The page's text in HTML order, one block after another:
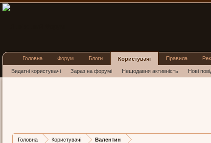
Головна Користувачі Валентин
Дописів
Карма
Головна Форум Блоги Користувачі
Видатні користувачі Зараз на форумі Нещодавня активність Нові
Правила